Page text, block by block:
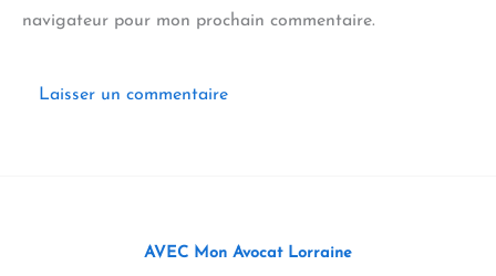
navigateur pour mon prochain commentaire.
AVEC Mon Avocat Lorraine